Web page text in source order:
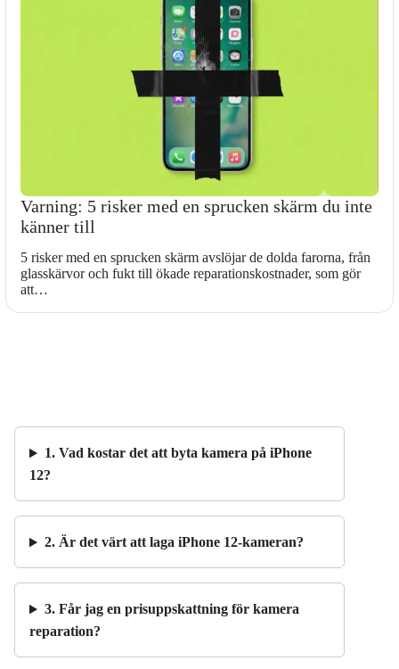
Varning: 5 risker med en sprucken skärm du inte
känner till
5 risker med en sprucken skärm avslöjar de dolda farorna, från
glasskärvor och fukt till ökade reparationskostnader, som gör
att…
1. Vad kostar det att byta kamera på iPhone
12?
2. Är det värt att laga iPhone 12-kameran?
3. Får jag en prisuppskattning för kamera
reparation?